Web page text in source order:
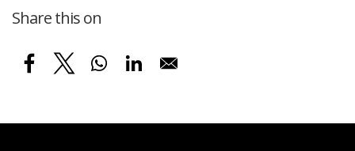
Share this on